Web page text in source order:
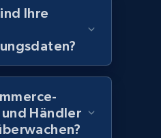
Jetzt anfangen
dataset - Collect
URL
Ihre
Händler